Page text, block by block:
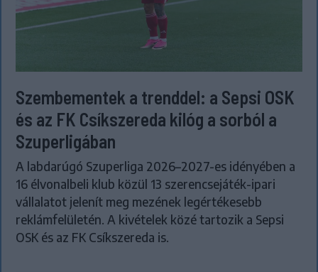
Szembementek a trenddel: a Sepsi OSK
és az FK Csíkszereda kilóg a sorból a
Szuperligában
A labdarúgó Szuperliga 2026–2027-es idényében a
16 élvonalbeli klub közül 13 szerencsejáték-ipari
vállalatot jelenít meg mezének legértékesebb
reklámfelületén. A kivételek közé tartozik a Sepsi
OSK és az FK Csíkszereda is.